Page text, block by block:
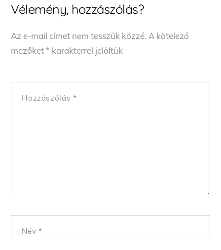
Vélemény, hozzászólás?
Az e-mail címet nem tesszük közzé. A kötelező
mezőket* karakterrel jelöltük
Hozzászólás *
Név *